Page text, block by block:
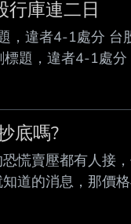
行庫連二日
，違者4-1處分 台
題，違者4-1處分
址超過一行，請
記者盧
底嗎?
慌賣壓都有人接
道的消息，那價
兩天跌停的情況